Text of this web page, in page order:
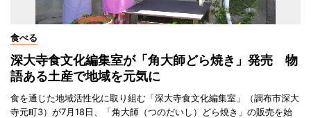
食べる
深大寺食文化編集室が「角大師どら焼き」発売 物
語ある土産で地域を元気に
食を通じた地域活性化に取り組む「深大寺食文化編集室」（調布市深大
寺元町3）が7月18日、「角大師（つのだいし）どら焼き」の販売を始